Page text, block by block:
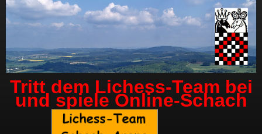
Tritt dem Lichess-Team bei
und spiele Online-Schach